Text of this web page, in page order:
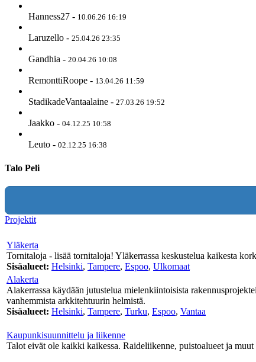
Hanness27 - 10.06.26 16:19
Laruzello - 25.04.26 23:35
Gandhia - 20.04.26 10:08
RemonttiRoope - 13.04.26 11:59
StadikadeVantaalaine - 27.03.26 19:52
Jaakko - 04.12.25 10:58
Leuto - 02.12.25 16:38
Talo Peli
Projektit
Yläkerta
Tornitaloja - lisää tornitaloja! Yläkerrassa keskustelua kaikesta
Sisäalueet: Helsinki, Tampere, Espoo, Ulkomaat
Alakerta
Alakerrassa käydään jutustelua mielenkiintoisista
vanhemmista arkkitehtuurin helmistä.
Sisäalueet: Helsinki, Tampere, Turku, Espoo, Vantaa
Kaupunkisuunnittelu ja liikenne
Talot eivät ole kaikki kaikessa. Raideliikenne, puistoalueet ja